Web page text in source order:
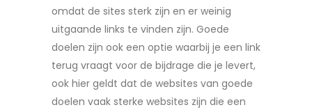
omdat de sites sterk zijn en er weinig
uitgaande links te vinden zijn. Goede
doelen zijn ook een optie waarbij je een link
terug vraagt voor de bijdrage die je levert,
ook hier geldt dat de websites van goede
doelen vaak sterke websites zijn die een